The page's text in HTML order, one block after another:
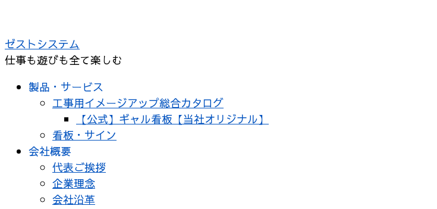
テ
ン
ゼストシステム
仕事も遊びも全て楽しむ
製品・サービス
工事用イメージアップ総合カタログ
【公式】ギャル看板【当社オリジナル】
看板・サイン
会社概要
代表ご挨拶
企業理念
会社沿革